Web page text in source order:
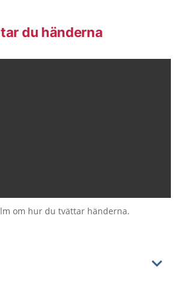
du händerna
om hur du tvättar händerna.